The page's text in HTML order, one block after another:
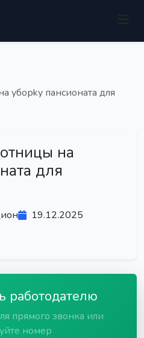
уборky пансионата для
на
для
19.12.2025
работодателю
прямого звонка или
номер